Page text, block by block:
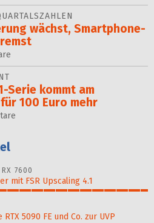
wächst, Smartphone-
Serie kommt am
100 Euro mehr
7600
mit FSR Upscaling 4.1
5090 FE und Co. zur UVP